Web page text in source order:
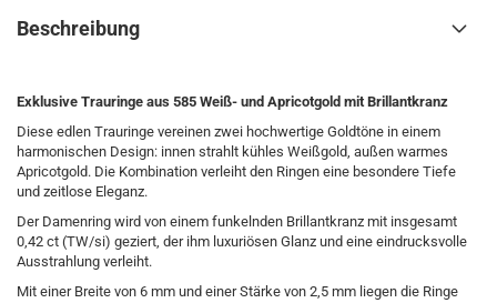
Beschreibung
Exklusive Trauringe aus 585 Weiß- und Apricotgold mit Brillantkranz
Diese edlen Trauringe vereinen zwei hochwertige Goldtöne in einem
harmonischen Design: innen strahlt kühles Weißgold, außen warmes
Apricotgold. Die Kombination verleiht den Ringen eine besondere Tiefe
und zeitlose Eleganz.
Der Damenring wird von einem funkelnden Brillantkranz mit insgesamt
0,42 ct (TW/si) geziert, der ihm luxuriösen Glanz und eine eindrucksvolle
Ausstrahlung verleiht.
Mit einer Breite von 6 mm und einer Stärke von 2,5 mm liegen die Ringe